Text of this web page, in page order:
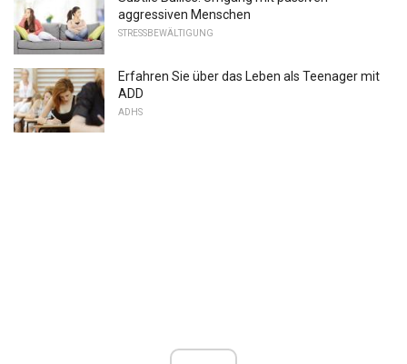
aggressiven Menschen
STRESSBEWÄLTIGUNG
Erfahren Sie über das Leben als Teenager mit
ADD
ADHS